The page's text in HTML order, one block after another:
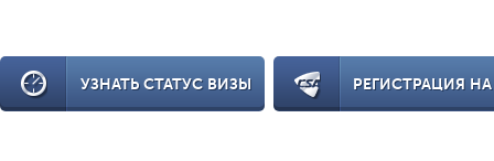
УЗНАТЬ СТАТУС ВИЗЫ РЕГИСТРАЦИЯ НА